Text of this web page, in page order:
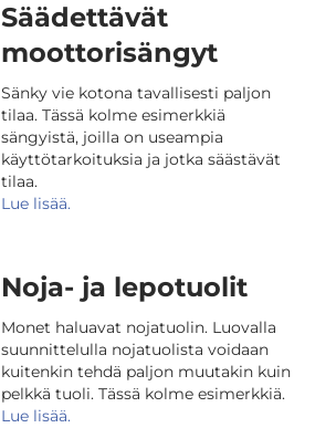
Säädettävät
moottorisängyt
Sänky vie kotona tavallisesti paljon
tilaa. Tässä kolme esimerkkiä
sängyistä, joilla on useampia
käyttötarkoituksia ja jotka säästävät
tilaa.
Lue lisää.
Noja- ja lepotuolit
Monet haluavat nojatuolin. Luovalla
suunnittelulla nojatuolista voidaan
kuitenkin tehdä paljon muutakin kuin
pelkkä tuoli. Tässä kolme esimerkkiä.
Lue lisää.